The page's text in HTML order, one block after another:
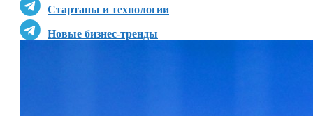
Стартапы и технологии
Новые бизнес-тренды